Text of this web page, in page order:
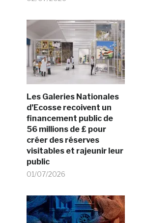
Les Galeries Nationales
d’Ecosse recoivent un
financement public de
56 millions de £ pour
créer des réserves
visitables et rajeunir leur
public
01/07/2026